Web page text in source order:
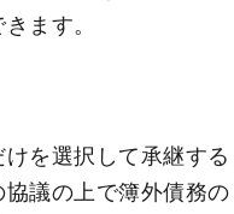
ます。
を選択して承継する
議の上で簿外債務の